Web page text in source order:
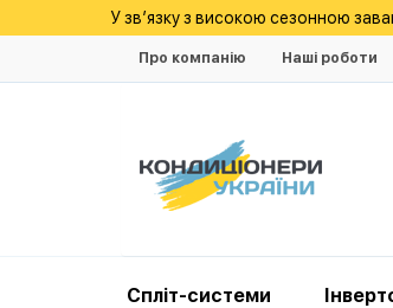
У зв’язку з високою сезонною
Про компанію Наші роботи
Спліт-системи